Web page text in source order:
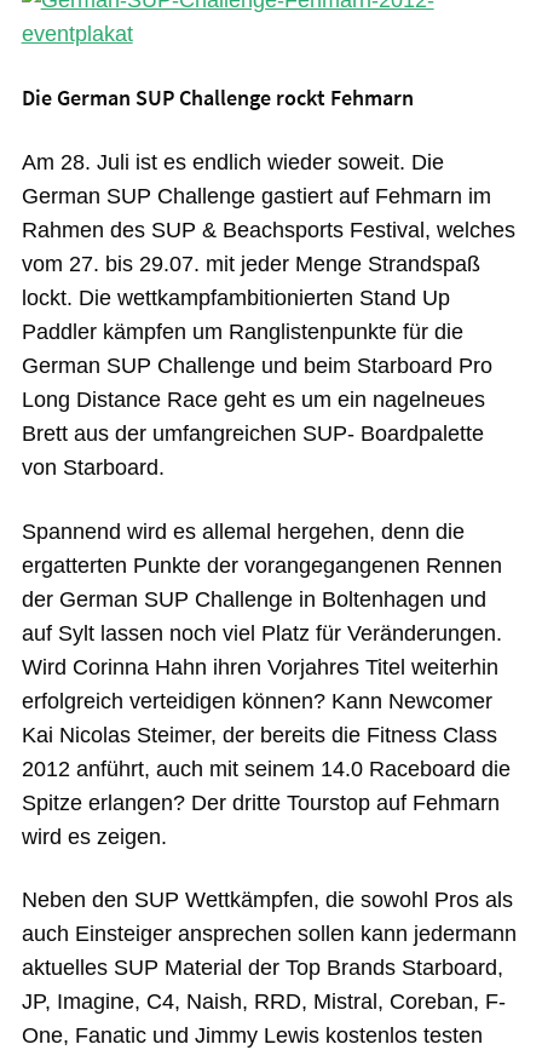
Die German SUP Challenge rockt Fehmarn
Am 28. Juli ist es endlich wieder soweit. Die
German SUP Challenge gastiert auf Fehmarn im
Rahmen des SUP & Beachsports Festival, welches
vom 27. bis 29.07. mit jeder Menge Strandspaß
lockt. Die wettkampfambitionierten Stand Up
Paddler kämpfen um Ranglistenpunkte für die
German SUP Challenge und beim Starboard Pro
Long Distance Race geht es um ein nagelneues
Brett aus der umfangreichen SUP- Boardpalette
von Starboard.
Spannend wird es allemal hergehen, denn die
ergatterten Punkte der vorangegangenen Rennen
der German SUP Challenge in Boltenhagen und
auf Sylt lassen noch viel Platz für Veränderungen.
Wird Corinna Hahn ihren Vorjahres Titel weiterhin
erfolgreich verteidigen können? Kann Newcomer
Kai Nicolas Steimer, der bereits die Fitness Class
2012 anführt, auch mit seinem 14.0 Raceboard die
Spitze erlangen? Der dritte Tourstop auf Fehmarn
wird es zeigen.
Neben den SUP Wettkämpfen, die sowohl Pros als
auch Einsteiger ansprechen sollen kann jedermann
aktuelles SUP Material der Top Brands Starboard,
JP, Imagine, C4, Naish, RRD, Mistral, Coreban, F-
One, Fanatic und Jimmy Lewis kostenlos testen